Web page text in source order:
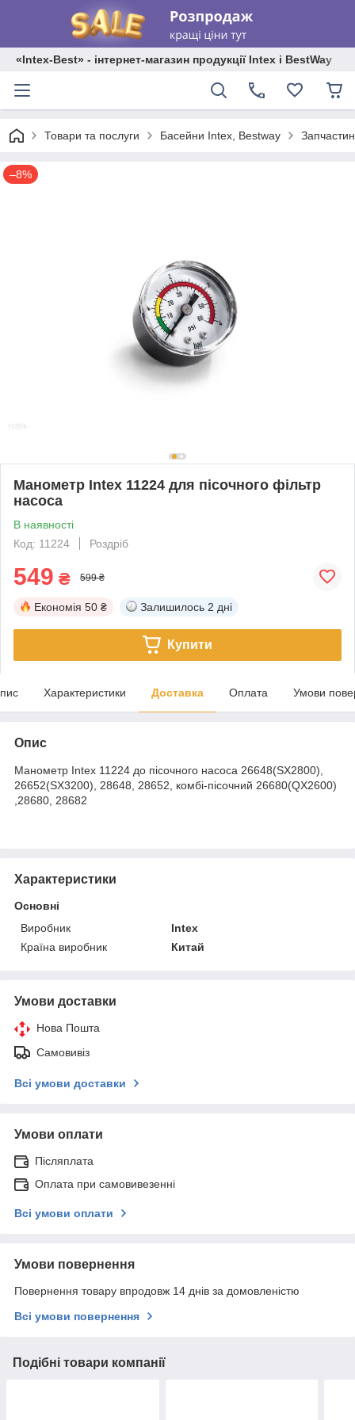
«Intex-Best» - інтернет-магазин продукції Intex і BestWay
Товари та послуги Басейни Intex, Bestway
–8%
Манометр Intex 11224 для пісочного фільтр
насоса
В наявності
Код: 11224
Роздріб
549 ₴ 599 ₴
Економія 50 ₴ Залишилось 2 дні
Купити
Характеристики Доставка Оплата Умови
Опис
Манометр Intex 11224 до пісочного насоса 26648(SX2800),
26652(SX3200), 28648, 28652, комбі-пісочний 26680(QX2600)
,28680, 28682
Характеристики
Основні
Виробник
Intex
Країна виробник
Китай
Умови доставки
Нова Пошта
Самовивіз
Всі умови доставки
Умови оплати
Післяплата
Оплата при самовивезенні
Всі умови оплати
Умови повернення
Повернення товару впродовж 14 днів за домовленістю
Всі умови повернення
Подібні товари компанії